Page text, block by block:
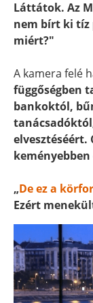
Láttátok. Az
nem bírt ki tíz
miért?"
A kamera felé
függőségben
bankoktól,
elvesztéséért.
„De ez a
Ezért